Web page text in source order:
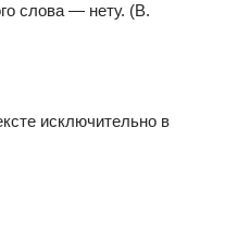
слова — нету. (В.
исключительно в